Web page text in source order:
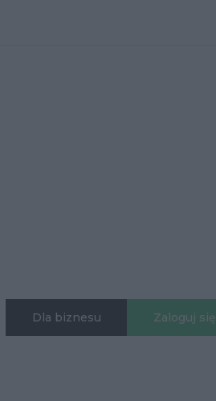
Dla biznesu Zaloguj się